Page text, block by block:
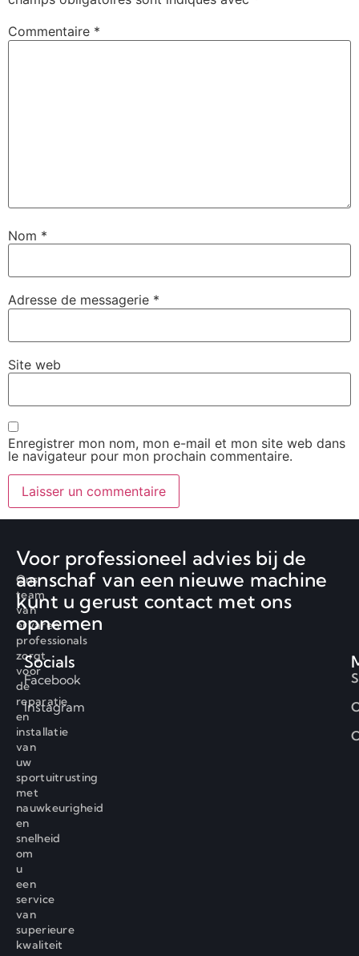
Commentaire *
Nom *
Adresse de messagerie *
Site web
Enregistrer mon nom, mon e-mail et mon site web dans
le navigateur pour mon prochain commentaire.
Ons
team
van
ervaren
professionals
zorgt
voor
de
reparatie
en
installatie
van
uw
sportuitrusting
met
nauwkeurigheid
en
snelheid
om
u
een
service
van
superieure
kwaliteit
Voor professioneel advies bij de
aanschaf van een nieuwe machine
kunt u gerust contact met ons
opnemen
Socials
Facebook
Instagram